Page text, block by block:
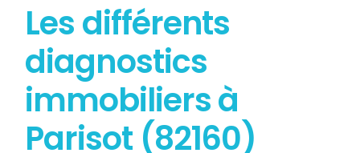
Les différents
diagnostics
immobiliers à
Parisot (82160)